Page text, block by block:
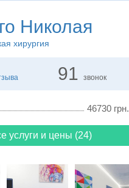
Николая
хирургия
91звонок
46730 грн.
услуги и цены (24)